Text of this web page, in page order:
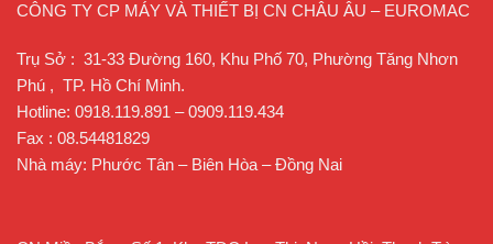
CÔNG TY CP MÁY VÀ THIẾT BỊ CN CHÂU ÂU – EUROMAC
Trụ Sở : 31-33 Đường 160, Khu Phố 70, Phường Tăng Nhơn
Phú , TP. Hồ Chí Minh.
Hotline: 0918.119.891 – 0909.119.434
Fax : 08.54481829
Nhà máy: Phước Tân – Biên Hòa – Đồng Nai